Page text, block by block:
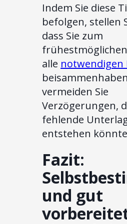
Indem Sie diese
befolgen, stellen
dass Sie zum
alle notwendigen
vermeiden Sie
Verzögerungen,
fehlende
entstehen
Fazit:
und gut